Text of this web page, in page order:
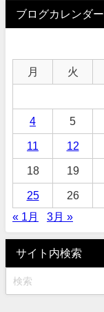
ブログカレンダー
月 火
4 5
11 12
18 19
25 26
« 1月
3月 »
サイト内検索